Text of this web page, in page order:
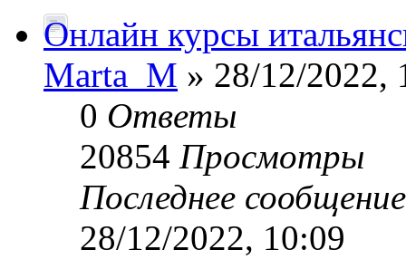
Онлайн курсы
Marta_M » 28/12/2022,
0 Ответы
20854 Просмотры
Последнее
28/12/2022, 10:09